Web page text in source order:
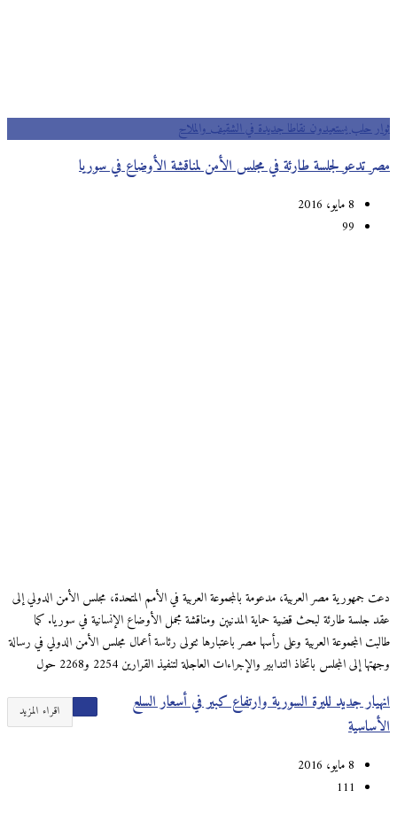
ثوار حلب يستعيدون نقاطا جديدة في الشقيف والملاح
مصر تدعو لجلسة طارئة في مجلس الأمن لمناقشة الأوضاع في سوريا
99
دعت جمهورية مصر العربية، مدعومة بالمجموعة العربية في الأمم المتحدة، مجلس الأمن الدولي إلى
عقد جلسة طارئة لبحث قضية حماية المدنيين ومناقشة مجمل الأوضاع الإنسانية في سوريا. كما
طالبت المجموعة العربية وعلى رأسها مصر باعتبارها تتولى رئاسة أعمال مجلس الأمن الدولي في رسالة
وجهتها إلى المجلس باتخاذ التدابير والإجراءات العاجلة لتنفيذ القرارين 2254 و2268 حول
اقراء المزيد
انهيار جديد لليرة السورية وارتفاع كبير في أسعار السلع
الأساسية
111